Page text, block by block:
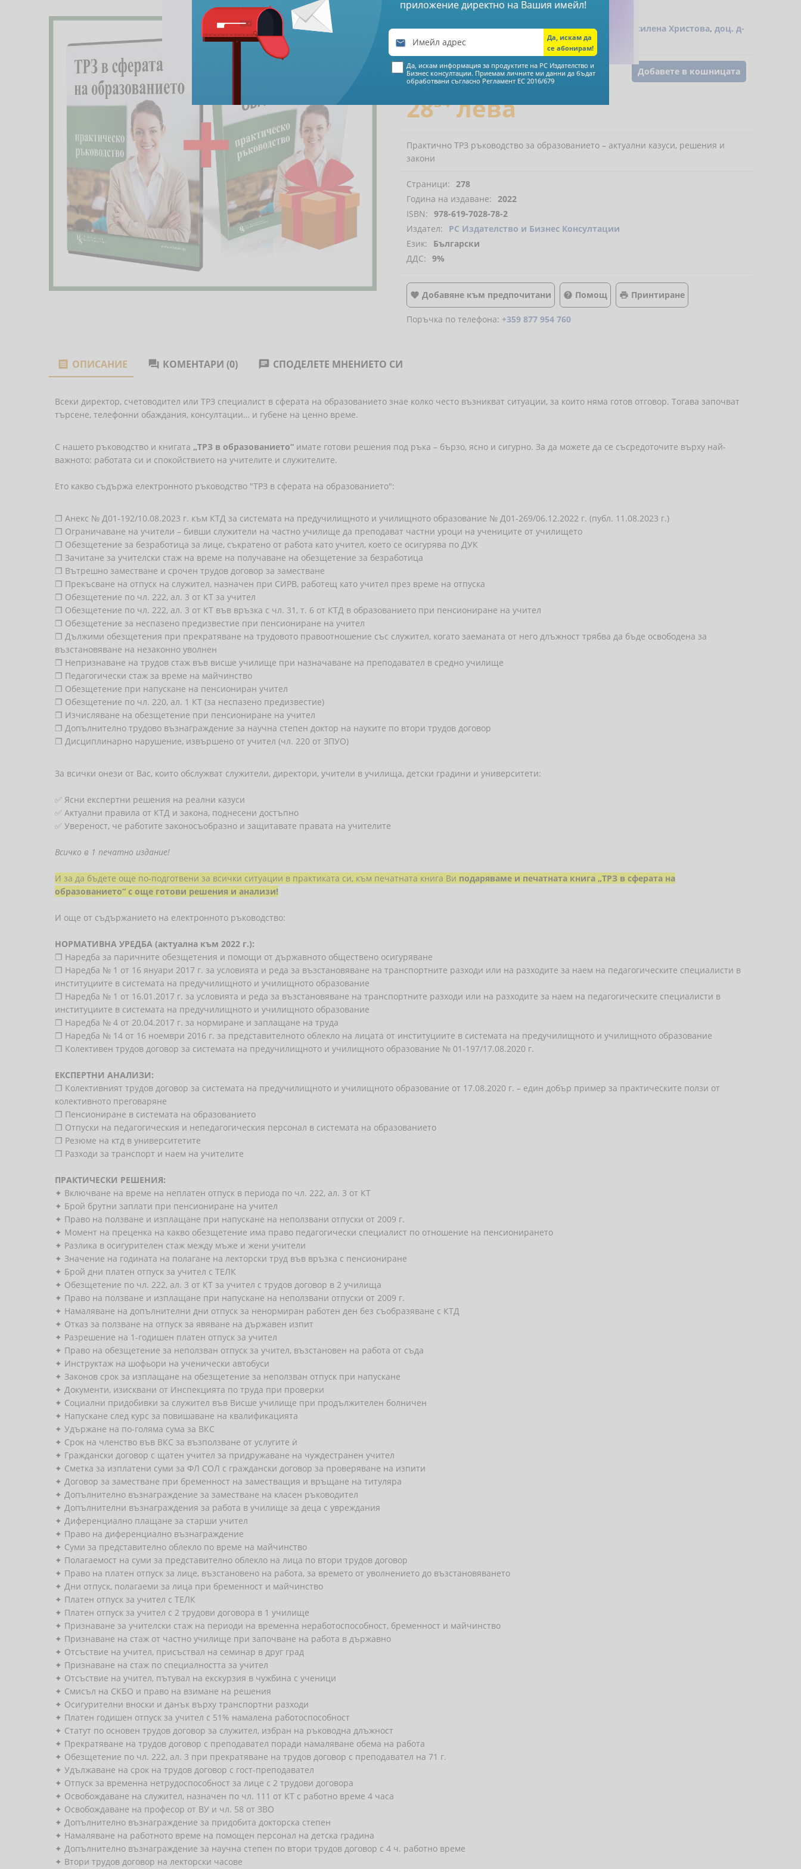
Автори (и): Красимира Гергева,Аспасия Петкова Василена Христова, доц. д-
р Андрей Александров
Добавете в кошницата
€ 1449
2834 лева
Практично ТРЗ ръководство за образованието – актуални казуси, решения и
закони
Страници: 278
Година на издаване: 2022
ISBN: 978-619-7028-78-2
Издател:
РС Издателство и Бизнес Консултации
Език:
Български
ДДС: 9%
 Добавяне към предпочитани  Помощ  Принтиране
Поръчка по телефона: +359 877 954 760
 ОПИСАНИЕ  КОМЕНТАРИ (0)  СПОДЕЛЕТЕ МНЕНИЕТО СИ
​​​​​​​Всеки директор, счетоводител или ТРЗ специалист в сферата на образованието знае колко често възникват ситуации, за които няма готов отговор. Тогава започват
търсене, телефонни обаждания, консултации… и губене на ценно време.
С нашето ръководство и книгата „ТРЗ в образованието“ имате готови решения под ръка – бързо, ясно и сигурно. За да можете да се съсредоточите върху най-
важното: работата си и спокойствието на учителите и служителите.
Ето какво съдържа електронното ръководство "ТРЗ в сферата на образованието":
❐ Анекс № Д01-192/10.08.2023 г. към КТД за системата на предучилищното и училищното образованиe № Д01-269/06.12.2022 г. (публ. 11.08.2023 г.)
❐ Ограничаване на учители – бивши служители на частно училище да преподават частни уроци на учениците от училището
❐ Обезщетение за безработица за лице, съкратено от работа като учител, което се осигурява по ДУК
❐ Зачитане за учителски стаж на време на получаване на обезщетение за безработица
❐ Вътрешно заместване и срочен трудов договор за заместване
❐ Прекъсване на отпуск на служител, назначен при СИРВ, работещ като учител през време на отпуска
❐ Обезщетение по чл. 222, ал. 3 от КТ за учител
❐ Обезщетение по чл. 222, ал. 3 от КТ във връзка с чл. 31, т. 6 от КТД в образованието при пенсиониране на учител
❐ Обезщетение за неспазено предизвестие при пенсиониране на учител
❐ Дължими обезщетения при прекратяване на трудовото правоотношение със служител, когато заеманата от него длъжност трябва да бъде освободена за
възстановяване на незаконно уволнен
❐ Непризнаване на трудов стаж във висше училище при назначаване на преподавател в средно училище
❐ Педагогически стаж за време на майчинство
❐ Обезщетение при напускане на пенсиониран учител
❐ Обезщетение по чл. 220, ал. 1 КТ (за неспазено предизвестие)
❐ Изчисляване на обезщетение при пенсиониране на учител
❐ Допълнително трудово възнаграждение за научна степен доктор на науките по втори трудов договор
❐ Дисциплинарно нарушение, извършено от учител (чл. 220 от ЗПУО)
За всички онези от Вас, които обслужват служители, директори, учители в училища, детски градини и университети:
✅ Ясни експертни решения на реални казуси
✅ Актуални правила от КТД и закона, поднесени достъпно
✅ Увереност, че работите законосъобразно и защитавате правата на учителите
Всичко в 1 печатно издание!
И за да бъдете още по-подготвени за всички ситуации в практиката си, към печатната книга Ви подаряваме и печатната книга „ТРЗ в сферата на
образованието“ с още готови решения и анализи!
И още от съдържанието на електронното ръководство:
НОРМАТИВНА УРЕДБА (актуална към 2022 г.):
❐ Наредба за паричните обезщетения и помощи от държавното обществено осигуряване
❐ Наредба № 1 от 16 януари 2017 г. за условията и реда за възстановяване на транспортните разходи или на разходите за наем на педагогическите специалисти в
институциите в системата на предучилищното и училищното образование
❐ Наредба № 1 от 16.01.2017 г. за условията и реда за възстановяване на транспортните разходи или на разходите за наем на педагогическите специалисти в
институциите в системата на предучилищното и училищното образование
❐ Наредба № 4 от 20.04.2017 г. за нормиране и заплащане на труда
❐ Наредба № 14 от 16 ноември 2016 г. за представителното облекло на лицата от институциите в системата на предучилищното и училищното образование
❐ Колективен трудов договор за системата на предучилищното и училищното образование № 01-197/17.08.2020 г.
ЕКСПЕРТНИ АНАЛИЗИ:
❐ Колективният трудов договор за системата на предучилищното и училищното образование от 17.08.2020 г. – един добър пример за практическите ползи от
колективното преговаряне
❐ Пенсиониране в системата на образованието
❐ Отпуски на педагогическия и непедагогическия персонал в системата на образованието
❐ Резюме на ктд в университетите
❐ Разходи за транспорт и наем на учителите
ПРАКТИЧЕСКИ РЕШЕНИЯ:
✦ Включване на време на неплатен отпуск в периода по чл. 222, ал. 3 от КТ
✦ Брой брутни заплати при пенсиониране на учител
✦ Право на ползване и изплащане при напускане на неползвани отпуски от 2009 г.
✦ Момент на преценка на какво обезщетение има право педагогически специалист по отношение на пенсионирането
✦ Разлика в осигурителен стаж между мъже и жени учители
✦ Значение на годината на полагане на лекторски труд във връзка с пенсиониране
✦ Брой дни платен отпуск за учител с ТЕЛК
✦ Обезщетение по чл. 222, ал. 3 от КТ за учител с трудов договор в 2 училища
✦ Право на ползване и изплащане при напускане на неползвани отпуски от 2009 г.
✦ Намаляване на допълнителни дни отпуск за ненормиран работен ден без съобразяване с КТД
✦ Отказ за ползване на отпуск за явяване на държавен изпит
✦ Разрешение на 1-годишен платен отпуск за учител
✦ Право на обезщетение за неползван отпуск за учител, възстановен на работа от съда
✦ Инструктаж на шофьори на ученически автобуси
✦ Законов срок за изплащане на обезщетение за неползван отпуск при напускане
✦ Документи, изисквани от Инспекцията по труда при проверки
✦ Социални придобивки за служител във Висше училище при продължителен болничен
✦ Напускане след курс за повишаване на квалификацията
✦ Удържане на по-голяма сума за ВКС
✦ Срок на членство във ВКС за възползване от услугите ѝ
✦ Граждански договор с щатен учител за придружаване на чуждестранен учител
✦ Сметка за изплатени суми за ФЛ СОЛ с граждански договор за проверяване на изпити
✦ Договор за заместване при бременност на заместващия и връщане на титуляра
✦ Допълнително възнаграждение за заместване на класен ръководител
✦ Допълнителни възнаграждения за работа в училище за деца с увреждания
✦ Диференциално плащане за старши учител
✦ Право на диференциално възнаграждение
✦ Суми за представително облекло по време на майчинство
✦ Полагаемост на суми за представително облекло на лица по втори трудов договор
✦ Право на платен отпуск за лице, възстановено на работа, за времето от уволнението до възстановяването
✦ Дни отпуск, полагаеми за лица при бременност и майчинство
✦ Платен отпуск за учител с ТЕЛК
✦ Платен отпуск за учител с 2 трудови договора в 1 училище
✦ Признаване за учителски стаж на периоди на временна неработоспособност, бременност и майчинство
✦ Признаване на стаж от частно училище при започване на работа в държавно
✦ Отсъствие на учител, присъствал на семинар в друг град
✦ Признаване на стаж по специалността за учител
✦ Отсъствие на учител, пътувал на екскурзия в чужбина с ученици
✦ Смисъл на СКБО и право на взимане на решения
✦ Осигурителни вноски и данък върху транспортни разходи
✦ Платен годишен отпуск за учител с 51% намалена работоспособност
✦ Статут по основен трудов договор за служител, избран на ръководна длъжност
✦ Прекратяване на трудов договор с преподавател поради намаляване обема на работа
✦ Обезщетение по чл. 222, ал. 3 при прекратяване на трудов договор с преподавател на 71 г.
✦ Удължаване на срок на трудов договор с гост-преподавател
✦ Отпуск за временна нетрудоспособност за лице с 2 трудови договора
✦ Освобождаване на служител, назначен по чл. 111 от КТ с работно време 4 часа
✦ Освобождаване на професор от ВУ и чл. 58 от ЗВО
✦ Допълнително възнаграждение за придобита докторска степен
✦ Намаляване на работното време на помощен персонал на детска градина
✦ Допълнително възнаграждение за научна степен по втори трудов договор с 4 ч. работно време
✦ Втори трудов договор на лекторски часове
приложение директно на Вашия имейл!

Да, искам информация за продуктите на РС Издателство и
Бизнес консултации. Приемам личните ми данни да бъдат
обработвани съгласно Регламент ЕС 2016/679